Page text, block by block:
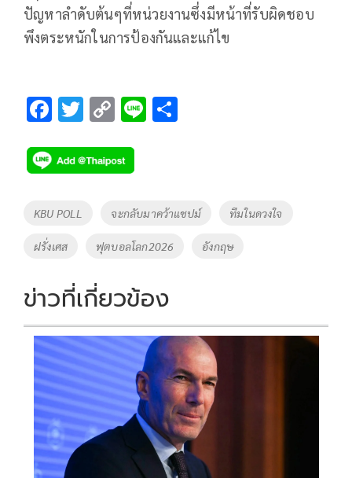
ปัญหาลำดับต้นๆที่หน่วยงานซึ่งมีหน้าที่รับผิดชอบ
พึงตระหนักในการป้องกันและแก้ไข
F
e
b
o
k
T
tt
er
C
p
y
Li
k
Li
Tags
KBU POLL จะกลับมาคว้าแชปม์ ทีมในดวงใจ
ฝรั่งเศส ฟุตบอลโลก2026 อังกฤษ
ข่าวที่เกี่ยวข้อง